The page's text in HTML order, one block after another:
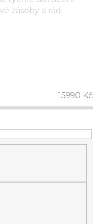
zásoby a rádi
15990 Kč